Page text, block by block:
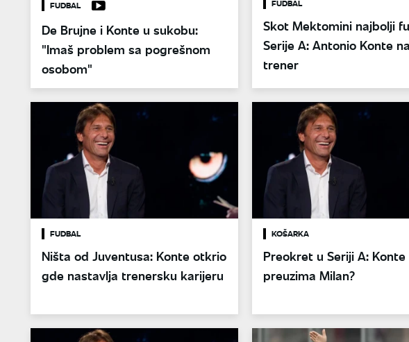
FUDBAL
De Brujne i Konte u sukobu:
"Imaš problem sa pogrešnom
osobom"
FUDBAL
Skot Mektomini najbolji
Serije A: Antonio Konte
trener
FUDBAL
Ništa od Juventusa: Konte otkrio
gde nastavlja trenersku karijeru
KOŠARKA
Preokret u Seriji A:
preuzima Milan?